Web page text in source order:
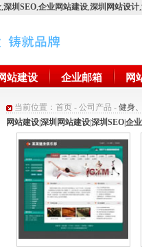
,深圳SEO,企业网站建设,深圳网站设计,
站建设 企业邮箱 网
当前位置： 首页 - 公司产品 - 健身
网站建设深圳网站建设深圳SEO企